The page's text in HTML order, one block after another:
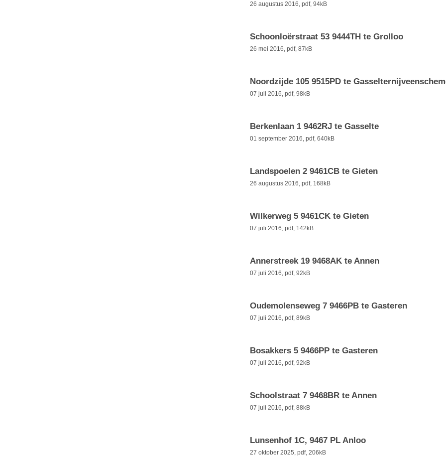
26 augustus 2016, pdf, 94kB
Schoonloërstraat 53 9444TH te Grolloo
26 mei 2016, pdf, 87kB
Noordzijde 105 9515PD te
07 juli 2016, pdf, 98kB
Berkenlaan 1 9462RJ te Gasselte
01 september 2016, pdf, 640kB
Landspoelen 2 9461CB te Gieten
26 augustus 2016, pdf, 168kB
Wilkerweg 5 9461CK te Gieten
07 juli 2016, pdf, 142kB
Annerstreek 19 9468AK te Annen
07 juli 2016, pdf, 92kB
Oudemolenseweg 7 9466PB te Gasteren
07 juli 2016, pdf, 89kB
Bosakkers 5 9466PP te Gasteren
07 juli 2016, pdf, 92kB
Schoolstraat 7 9468BR te Annen
07 juli 2016, pdf, 88kB
Lunsenhof 1C, 9467 PL Anloo
27 oktober 2025, pdf, 206kB